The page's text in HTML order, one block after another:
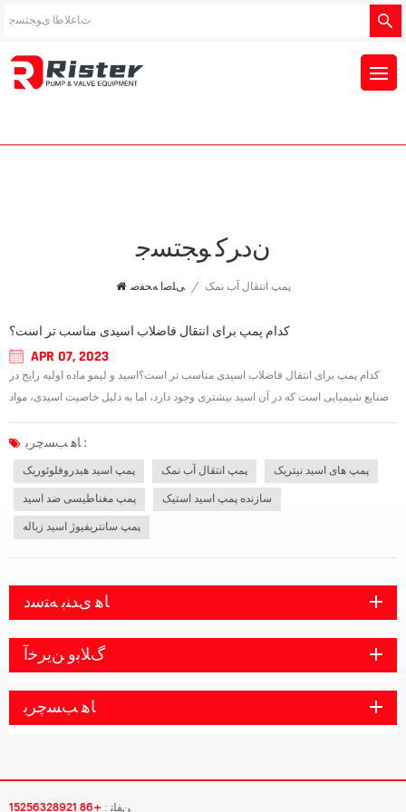
ﻥﺩﺮﮐ ﻮﺠﺘﺴﺟ
ﯽﻠﺻﺍ ﻪﺤﻔﺻ / پمپ انتقال آب نمک
کدام پمپ برای انتقال فاضلاب اسیدی مناسب تر است؟
APR 07, 2023
کدام پمپ برای انتقال فاضلاب اسیدی مناسب تر است؟اسید و لیمو ماده اولیه رایج در
صنایع شیمیایی است که در آن اسید بیشتری وجود دارد، اما به دلیل خاصیت اسیدی، مواد
ﺎﻫ ﺐﺴﭼﺮﺑ :
پمپ اسید هیدروفلوئوریک پمپ انتقال آب نمک پمپ های اسید نیتریک
پمپ مغناطیسی ضد اسید سازنده پمپ اسید استیک
پمپ سانتریفیوژ اسید زباله
ﺎﻫ ﯼﺪﻨﺑ ﻪﺘﺳﺩ
ﮒﻼ ﺑﻭ ﻦﯾﺮﺧﺁ
ﺎﻫ ﺐﺴﭼﺮﺑ
ﻦﻔﻠﺗ : +86 15256328921